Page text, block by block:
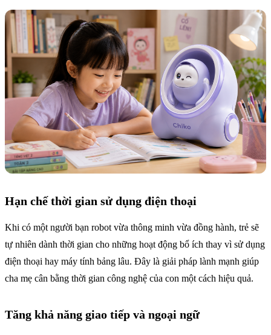
Hạn chế thời gian sử dụng điện thoại
Khi có một người bạn robot vừa thông minh vừa đồng hành, trẻ sẽ
tự nhiên dành thời gian cho những hoạt động bổ ích thay vì sử dụng
điện thoại hay máy tính bảng lâu. Đây là giải pháp lành mạnh giúp
cha mẹ cân bằng thời gian công nghệ của con một cách hiệu quả.
Tăng khả năng giao tiếp và ngoại ngữ